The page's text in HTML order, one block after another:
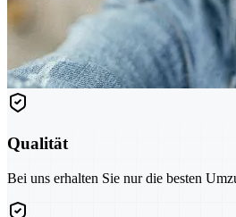
Qualität
Bei uns erhalten Sie nur die besten